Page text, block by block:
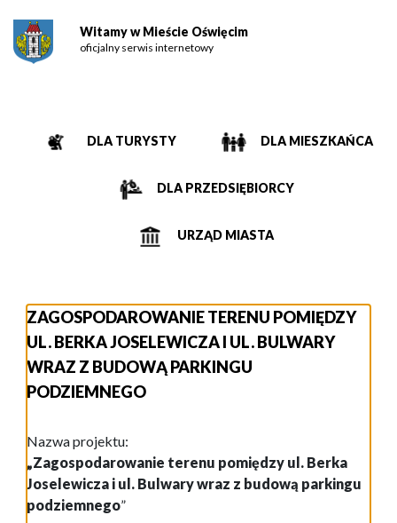
Witamy w Mieście Oświęcim
oficjalny serwis internetowy
DLA TURYSTY DLA MIESZKAŃCA
DLA PRZEDSIĘBIORCY
URZĄD MIASTA
ZAGOSPODAROWANIE TERENU POMIĘDZY
UL. BERKA JOSELEWICZA I UL. BULWARY
WRAZ Z BUDOWĄ PARKINGU
PODZIEMNEGO
Nazwa projektu:
„Zagospodarowanie terenu pomiędzy ul. Berka
Joselewicza i ul. Bulwary wraz z budową parkingu
podziemnego”